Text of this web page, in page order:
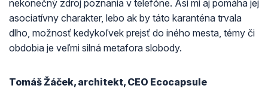
nekonečný zdroj poznania v telefóne. Asi mi aj pomáha jej
asociatívny charakter, lebo ak by táto karanténa trvala
dlho, možnosť kedykoľvek prejsť do iného mesta, témy či
obdobia je veľmi silná metafora slobody.
Tomáš Žáček, architekt, CEO Ecocapsule